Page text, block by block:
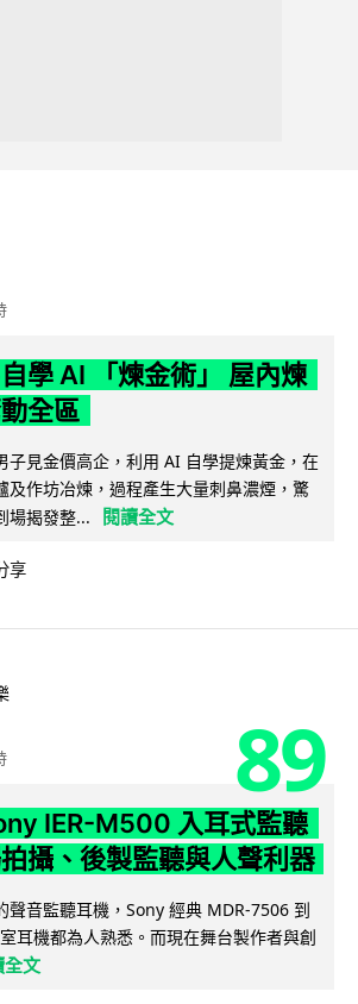
學 AI 「煉金術」 屋內煉
全區
子見金價高企，利用 AI 自學提煉黃金，在
及作坊冶煉，過程產生大量刺鼻濃煙，驚
場揭發整...
閱讀全文
享
89
IER-M500 入耳式監聽
攝、後製監聽與人聲利器
聲音監聽耳機，Sony 經典 MDR-7506 到
耳機都為人熟悉。而現在舞台製作者與創
全文